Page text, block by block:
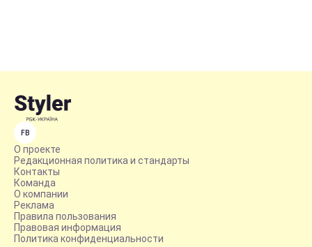
FB
О проекте
Редакционная политика и стандарты
Контакты
Команда
О компании
Реклама
Правила пользования
Правовая информация
Политика конфиденциальности